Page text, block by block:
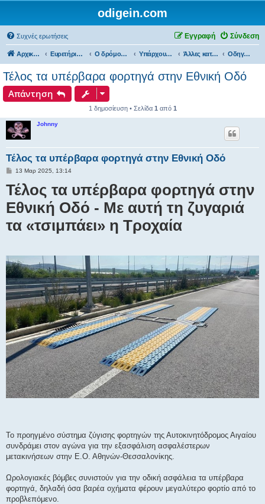
odigein.com
Συχνές ερωτήσεις Σύνδεση
Εγγραφή
Αρχική σελίδα Ευρετήριο Δ. Συζήτησης Ο δρόμος είχε την δική του Ιστορία... Υπάρχουμε και εμείς... Άλλες κατηγορίες Οδηγών... Οδηγώ και είμαι επαγγελματίας...
Τέλος τα υπέρβαρα φορτηγά στην Εθνική Οδό
Απάντηση
1 δημοσίευση • Σελίδα 1 από 1
Johnny
Τέλος τα υπέρβαρα φορτηγά στην Εθνική Οδό
Δ
μ
ο
ί
ε
σ
13 Μαρ 2025, 13:14
Τέλος τα υπέρβαρα φορτηγά στην
Εθνική Οδό - Με αυτή τη ζυγαριά
τα «τσιμπάει» η Τροχαία
Το προηγμένο σύστημα ζύγισης φορτηγών της Αυτοκινητόδρομος Αιγαίου
συνδράμει στον αγώνα για την εξασφάλιση ασφαλέστερων
μετακινήσεων στην Ε.Ο. Αθηνών-Θεσσαλονίκης.
Ωρολογιακές βόμβες συνιστούν για την οδική ασφάλεια τα υπέρβαρα
φορτηγά, δηλαδή όσα βαρέα οχήματα φέρουν μεγαλύτερο φορτίο από το
προβλεπόμενο.